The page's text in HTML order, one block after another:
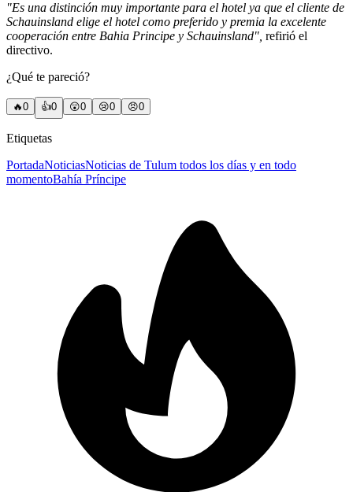
"Es una distinción muy importante para el hotel ya que el cliente de
Schauinsland elige el hotel como preferido y premia la excelente
cooperación entre Bahia Principe y Schauinsland", refirió el
directivo.
¿Qué te pareció?
🔥0 👍0 😲0 😢0 😠0
Etiquetas
PortadaNoticiasNoticias de Tulum todos los días y en todo
momentoBahía Príncipe